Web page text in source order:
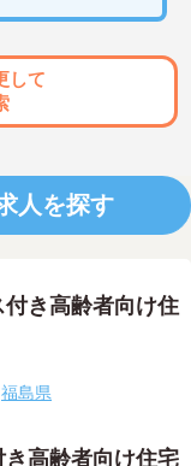
して
人を探す
き高齢者向け住
福島県
高齢者向け住宅